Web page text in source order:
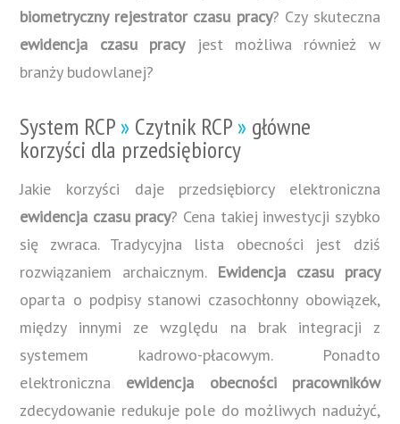
biometryczny rejestrator czasu pracy? Czy skuteczna
ewidencja czasu pracyjest możliwa również w
branży budowlanej?
System RCP » Czytnik RCP » główne
korzyści dla przedsiębiorcy
Jakie korzyści daje przedsiębiorcy elektroniczna
ewidencja czasu pracy? Cena takiej inwestycji szybko
się zwraca. Tradycyjna lista obecności jest dziś
rozwiązaniem archaicznym. Ewidencja czasu pracy
oparta o podpisy stanowi czasochłonny obowiązek,
między innymi ze względu na brak integracji z
systemem kadrowo-płacowym. Ponadto
elektroniczna ewidencja obecności pracowników
zdecydowanie redukuje pole do możliwych nadużyć,